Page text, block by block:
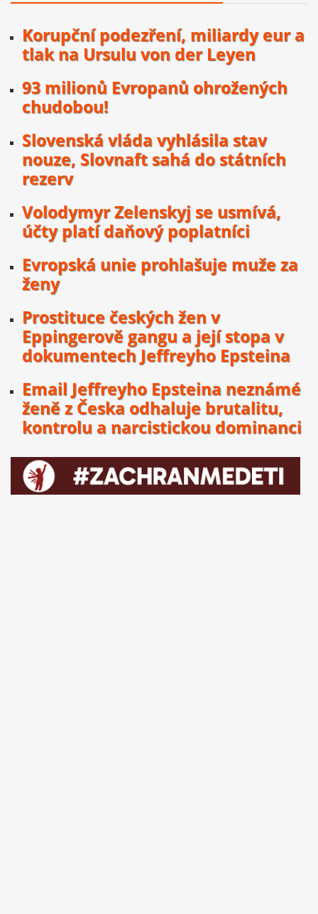
Korupční podezření, miliardy eur a
tlak na Ursulu von der Leyen
93 milionů Evropanů ohrožených
chudobou!
Slovenská vláda vyhlásila stav
nouze, Slovnaft sahá do státních
rezerv
Volodymyr Zelenskyj se usmívá,
účty platí daňový poplatníci
Evropská unie prohlašuje muže za
ženy
Prostituce českých žen v
Eppingerově gangu a její stopa v
dokumentech Jeffreyho Epsteina
Email Jeffreyho Epsteina neznámé
ženě z Česka odhaluje brutalitu,
kontrolu a narcistickou dominanci